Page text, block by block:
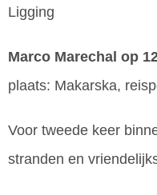
Ligging
Marco Marechal op
plaats: Makarska,
Voor tweede keer
stranden en